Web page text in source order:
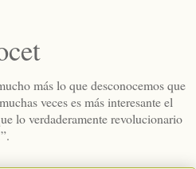
más lo que desconocemos que
veces es más interesante el
lo verdaderamente revolucionario